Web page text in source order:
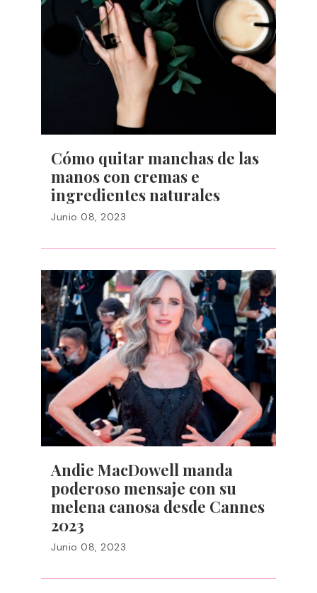
Cómo quitar manchas de las
manos con cremas e
ingredientes naturales
Junio 08, 2023
Andie MacDowell manda
poderoso mensaje con su
melena canosa desde Cannes
2023
Junio 08, 2023